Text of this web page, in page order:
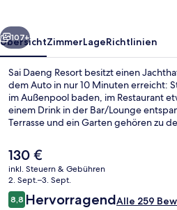
Weiter
107+
ÜbersichtZimmerLageRichtlinien
Sai Daeng Resort besitzt einen
dem Auto in nur 10 Minuten erreicht:
im Außenpool baden, im Restaurant
einem Drink in der Bar/Lounge
Terrasse und ein Garten gehören zu
Der
aktuelle
Preis
beträgt
130 €.
130 €
inkl. Steuern & Gebühren
2. Sept.–3. Sept.
Bewertungen
8,88,8 von 10.
HervorragendAlle 259